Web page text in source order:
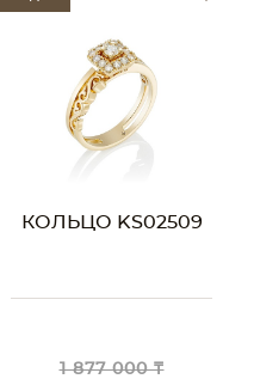
КОЛЬЦО KS02509
1 877 000 ₸